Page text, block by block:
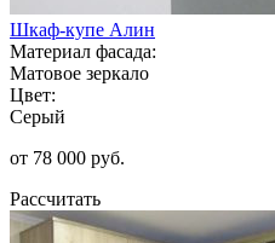
Шкаф-купе Алин
Материал фасада:
Матовое зеркало
Цвет:
Серый
от 78 000 руб.
Рассчитать